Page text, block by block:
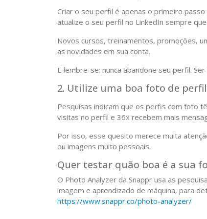
Criar o seu perfil é apenas o primeiro
atualize o seu perfil no LinkedIn sempre
Novos cursos, treinamentos, promoções,
as novidades em sua conta.
E lembre-se: nunca abandone seu perfil.
2. Utilize uma boa foto de
Pesquisas indicam que os perfis com foto
visitas no perfil e 36x recebem mais
Por isso, esse quesito merece muita
ou imagens muito pessoais.
Quer testar quão boa é a sua
O Photo Analyzer da Snappr usa as
imagem e aprendizado de máquina, para
https://www.snappr.co/photo-analyzer/